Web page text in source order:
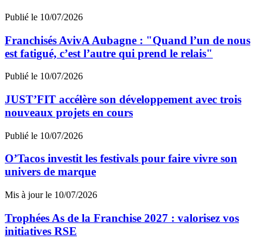
Publié le 10/07/2026
Franchisés AvivA Aubagne : "Quand l’un de nous
est fatigué, c’est l’autre qui prend le relais"
Publié le 10/07/2026
JUST’FIT accélère son développement avec trois
nouveaux projets en cours
Publié le 10/07/2026
O’Tacos investit les festivals pour faire vivre son
univers de marque
Mis à jour le 10/07/2026
Trophées As de la Franchise 2027 : valorisez vos
initiatives RSE